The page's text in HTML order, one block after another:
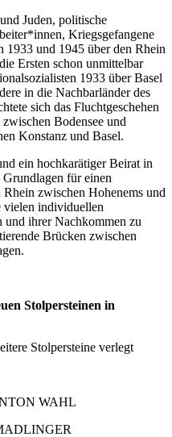
Juden, politische
Kriegsgefangene
1933 und 1945 über den Rhein
Ersten schon unmittelbar
1933 über Basel
in die Nachbarländer des
sich das Fluchtgeschehen
Bodensee und
Konstanz und Basel.
ein hochkarätiger Beirat in
für einen
zwischen Hohenems und
vielen individuellen
und ihrer Nachkommen zu
Brücken zwischen
Stolpersteinen in
Stolpersteine verlegt
WAHL